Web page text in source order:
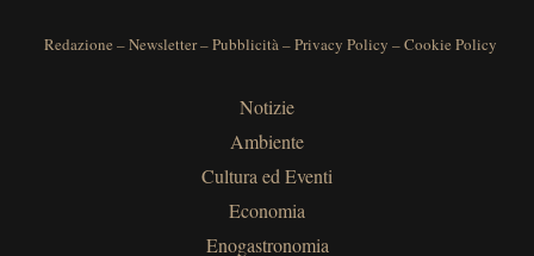
Redazione –Newsletter–Pubblicità–Privacy Policy –Cookie Policy
Notizie
Ambiente
Cultura ed Eventi
Economia
Enogastronomia